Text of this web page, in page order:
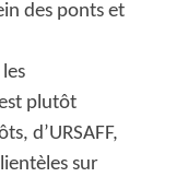
des ponts et
plutôt
d’URSAFF,
sur